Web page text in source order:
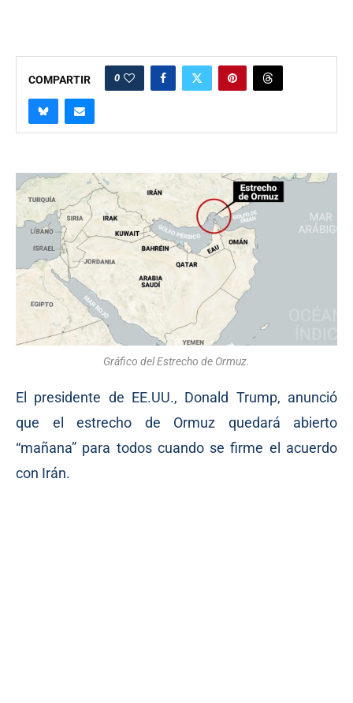
COMPARTIR 0
Gráfico del Estrecho de Ormuz.
El presidente de EE.UU., Donald Trump, anunció
que el estrecho de Ormuz quedará abierto
“mañana” para todos cuando se firme el acuerdo
con Irán.